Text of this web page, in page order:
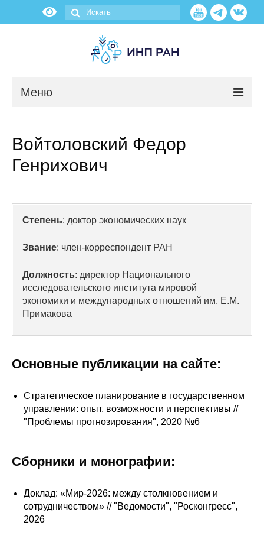
Меню
Отчетность
Научная жизнь
Проблемы прогнозирования
О журнале
Войтоловский Федор
Генрихович
Степень: доктор экономических наук
Звание: член-корреспондент РАН
Должность: директор Национального
исследовательского института мировой
экономики и международных отношений им. Е.М.
Примакова
Основные публикации на сайте:
Стратегическое планирование в государственном
управлении: опыт, возможности и перспективы //
"Проблемы прогнозирования", 2020 №6
Сборники и монографии:
Доклад: «Мир-2026: между столкновением и
сотрудничеством» // "Ведомости", "Росконгресс",
2026